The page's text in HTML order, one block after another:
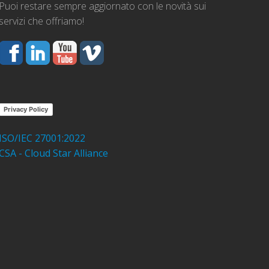
Puoi restare sempre aggiornato con le novità sui
servizi che offriamo!
Privacy Policy
ISO/IEC 27001:2022
- Cloud Star Alliance